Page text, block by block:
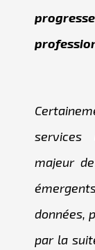
majeur
données,
par la